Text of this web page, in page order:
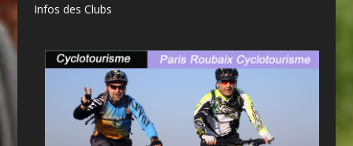
Infos des Clubs